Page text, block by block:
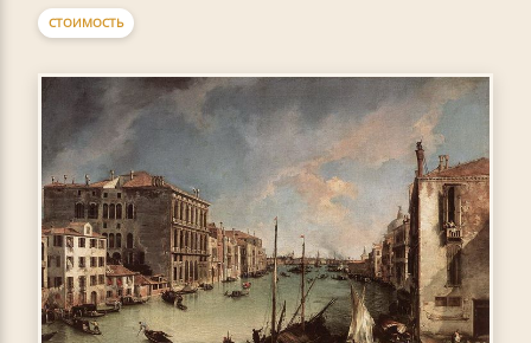
СТОИМОСТЬ